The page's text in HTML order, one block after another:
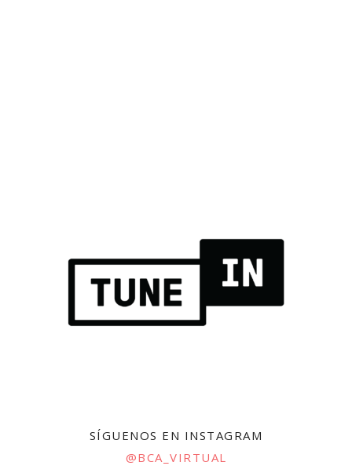
SÍGUENOS EN INSTAGRAM
@BCA_VIRTUAL